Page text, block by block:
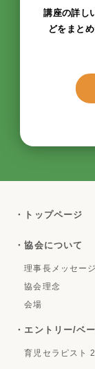
講座の詳し
どをまと
・トップページ
・協会について
理事長メッセージ
協会理念
会場
・エントリー/ベ
育児セラピスト